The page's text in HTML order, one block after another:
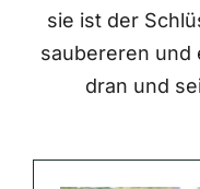
sie ist der
saubereren und
dran und